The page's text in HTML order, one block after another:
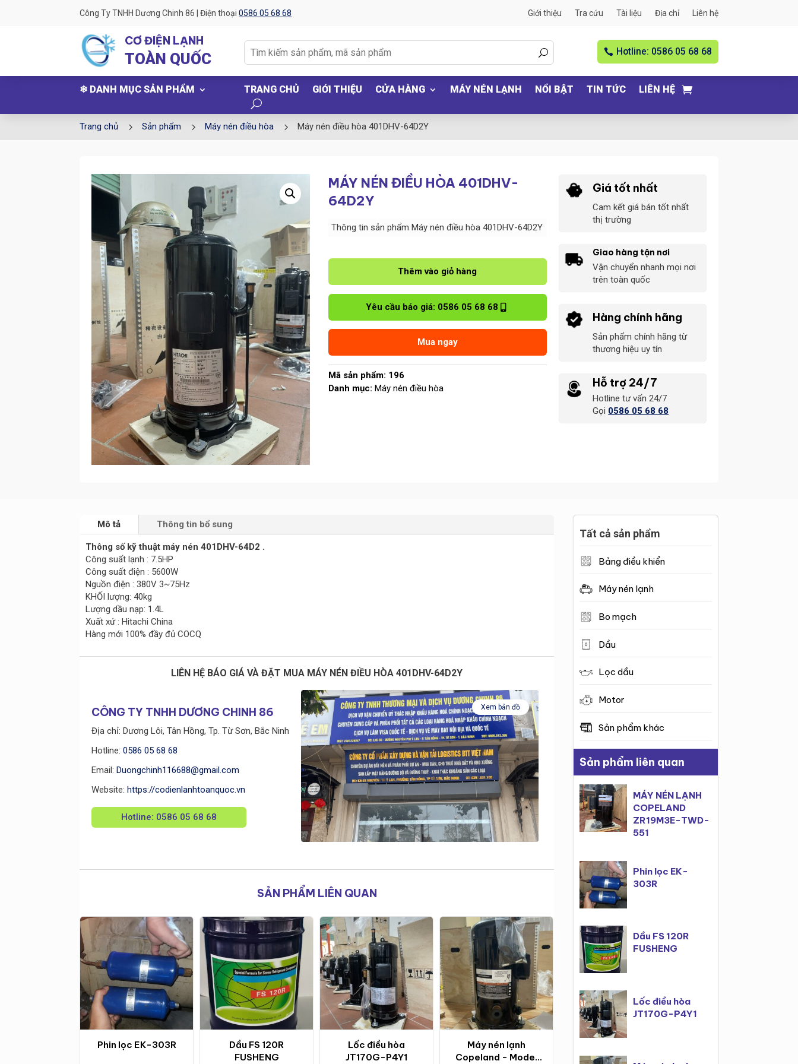
Công Ty TNHH Dương Chinh 86 | Điện thoại0586 05 68 68 Giới thiệu Tra cứu Tài liệu Địa chỉ Liên hệ
CƠ ĐIỆN LẠNH
TOÀN QUỐC Hotline: 0586 05 68 68
❄ DANH MỤC SẢN PHẨM TRANG CHỦ GIỚI THIỆU CỬA HÀNG MÁY NÉN LẠNH NỔI BẬT TIN TỨC LIÊN HỆ
Trang chủ 5 Sản phẩm 5 Máy nén điều hòa 5 Máy nén điều hòa 401DHV-64D2Y
MÁY NÉN ĐIỀU HÒA 401DHV-
64D2Y
Thông tin sản phẩm Máy nén điều hòa 401DHV-64D2Y
Máy
điều
hòa
64D2Y
số
Thêm vào giỏ hàng
Yêu cầu báo giá: 0586 05 68 68
Mua ngay
Mã sản phẩm: 196
Danh mục:Máy nén điều hòa
Giá tốt nhất
Cam kết giá bán tốt nhất
thị trường
Giao hàng tận nơi
Vận chuyển nhanh mọi nơi
trên toàn quốc
Hàng chính hãng
Sản phẩm chính hãng từ
thương hiệu uy tín
Hỗ trợ 24/7
Hotline tư vấn 24/7
Gọi 0586 05 68 68
Mô tả Thông tin bổ sung
Thông số kỹ thuật máy nén 401DHV-64D2 .
Công suất lạnh : 7.5HP
Công suất điện : 5600W
Nguồn điện : 380V 3~75Hz
KHỐI lượng: 40kg
Lượng dầu nạp: 1.4L
Xuất xứ : Hitachi China
Hàng mới 100% đầy đủ COCQ
LIÊN HỆ BÁO GIÁ VÀ ĐẶT MUA MÁY NÉN ĐIỀU HÒA 401DHV-64D2Y
Xem bản đồ
CÔNG TY TNHH DƯƠNG CHINH 86
Địa chỉ: Dương Lôi, Tân Hồng, Tp. Từ Sơn, Bắc Ninh
Hotline:0586 05 68 68
Email:Duongchinh116688@gmail.com
Website:https://codienlanhtoanquoc.vn
Hotline: 0586 05 68 68
SẢN PHẨM LIÊN QUAN
Phin lọc EK-303R
Dầu FS 120R
FUSHENG
Lốc điều hòa
JT170G-P4Y1
Máy nén lạnh
Copeland - Model
danfoss SM148T4VC
Tất cả sản phẩm
Bảng điều khiển
Máy nén lạnh
Bo mạch
Dầu
Lọc dầu
Motor
Sản phẩm khác
Sản phẩm liên quan
MÁY NÉN LẠNH
COPELAND
ZR19M3E-TWD-
551
Phin lọc EK-
303R
Dầu FS 120R
FUSHENG
Lốc điều hòa
JT170G-P4Y1